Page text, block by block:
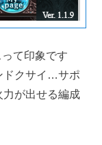
て印象です
ドクサイ…サポ
が出せる編成